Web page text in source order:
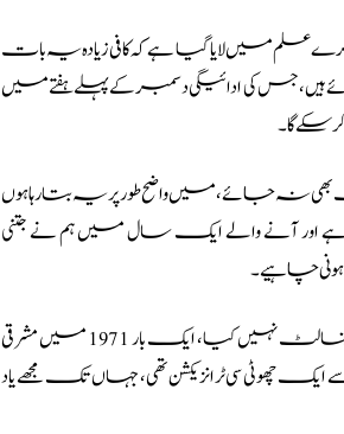
علم میں لایا گیا ہے کہ کافی زیادہ یہ بات
جس کی ادائیگی دسمبر کے پہلے ہفتے میں
گا۔
نہ جائے، میں واضح طور پر یہ بتا رہا ہوں
ہے اور آنے والے ایک سال میں ہم نے جتنی
ہونی چاہیے۔
انہوں نے کہا کہ اللہ کے فضل سے پاکستان نے کبھی بین الاقوامی ادائیگیوں میں ڈیفالٹ نہیں کیا، ایک بار 1971 میں مشرقی
سی ٹرانزیکشن تھی، جہاں تک مجھے یاد